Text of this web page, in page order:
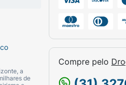
a
de
Compre pelo